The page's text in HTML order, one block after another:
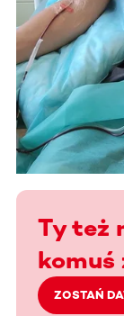
Ty też
komuś
ZOSTAŃ